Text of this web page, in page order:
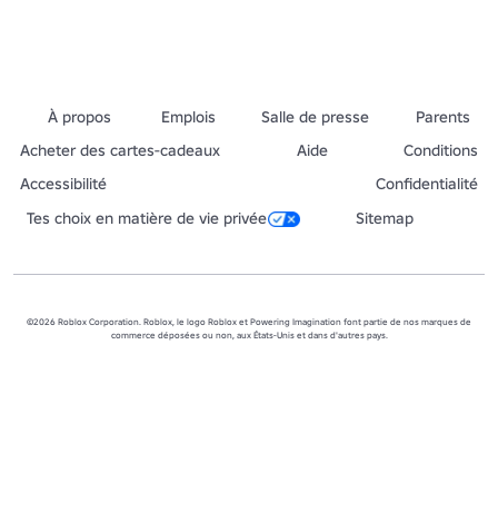
À propos Emplois Salle de presse
Parents
Acheter des cartes-cadeaux
Aide
Conditions
Accessibilité
Confidentialité
Tes choix en matière de vie privée
Sitemap
©2026 Roblox Corporation. Roblox, le logo Roblox et Powering Imagination font partie de nos marques de
commerce déposées ou non, aux États-Unis et dans d'autres pays.